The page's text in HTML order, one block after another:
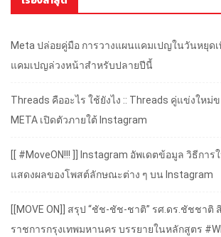
Meta ปล่อยคู่มือ การวางแผนแคมเปญในวันหยุด
แคมเปญล่วงหน้าสำหรับปลายปีนี้
Threads คืออะไร ใช้ยังไง :: Threads คู่แข่งใหม่
META เปิดตัวภายใต้ Instagram
[[ #MoveON!!! ]] Instagram อัพเดตข้อมูล วิธีกา
แสดงผลของโพสต์ลักษณะต่าง ๆ บน Instagram
[[MOVE ON]] สรุป “ชัช-ชัช-ชาติ” รศ.ดร.ชัชชาติ
ราชการกรุงเทพมหานคร บรรยายในหลักสูตร